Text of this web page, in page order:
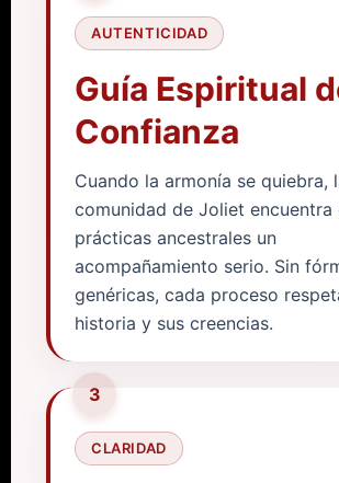
AUTENTICIDAD
Guía Espiritual
Confianza
Cuando la armonía se quiebra,
comunidad de Joliet encuentra
prácticas ancestrales un
acompañamiento serio. Sin
genéricas, cada proceso
historia y sus creencias.
3
CLARIDAD